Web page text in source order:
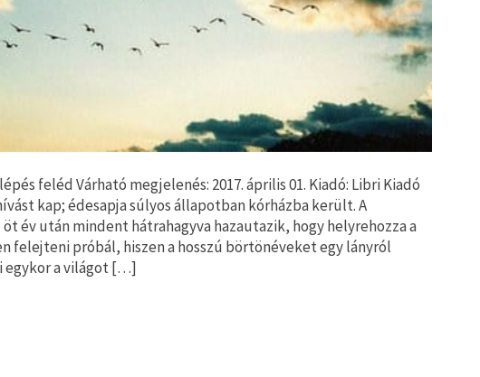
feléd Várható megjelenés: 2017. április 01. Kiadó: Libri Kiadó
kap; édesapja súlyos állapotban kórházba került. A
év után mindent hátrahagyva hazautazik, hogy helyrehozza a
felejteni próbál, hiszen a hosszú börtönéveket egy lányról
egykor a világot […]